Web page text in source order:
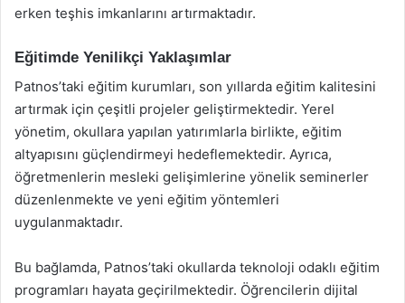
erken teşhis imkanlarını artırmaktadır.
Eğitimde Yenilikçi Yaklaşımlar
Patnos’taki eğitim kurumları, son yıllarda eğitim kalitesini
artırmak için çeşitli projeler geliştirmektedir. Yerel
yönetim, okullara yapılan yatırımlarla birlikte, eğitim
altyapısını güçlendirmeyi hedeflemektedir. Ayrıca,
öğretmenlerin mesleki gelişimlerine yönelik seminerler
düzenlenmekte ve yeni eğitim yöntemleri
uygulanmaktadır.
Bu bağlamda, Patnos’taki okullarda teknoloji odaklı eğitim
programları hayata geçirilmektedir. Öğrencilerin dijital